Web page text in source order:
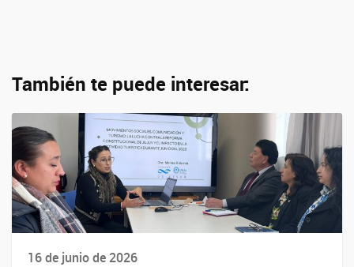
También te puede interesar:
16 de junio de 2026